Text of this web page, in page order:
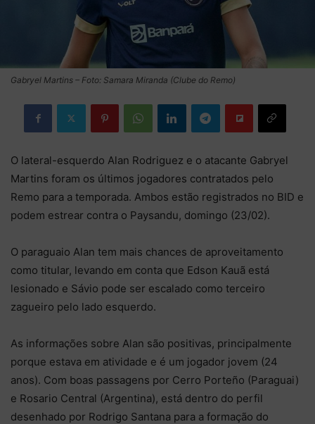
Gabryel Martins – Foto: Samara Miranda (Clube do Remo)
O lateral-esquerdo Alan Rodriguez e o atacante Gabryel
Martins foram os últimos jogadores contratados pelo
Remo para a temporada. Ambos estão registrados no BID e
podem estrear contra o Paysandu, domingo (23/02).
O paraguaio Alan tem mais chances de aproveitamento
como titular, levando em conta que Edson Kauã está
lesionado e Sávio pode ser escalado como terceiro
zagueiro pelo lado esquerdo.
As informações sobre Alan são positivas, principalmente
porque estava em atividade e é um jogador jovem (24
anos). Com boas passagens por Cerro Porteño (Paraguai)
e Rosario Central (Argentina), está dentro do perfil
desenhado por Rodrigo Santana para a formação do